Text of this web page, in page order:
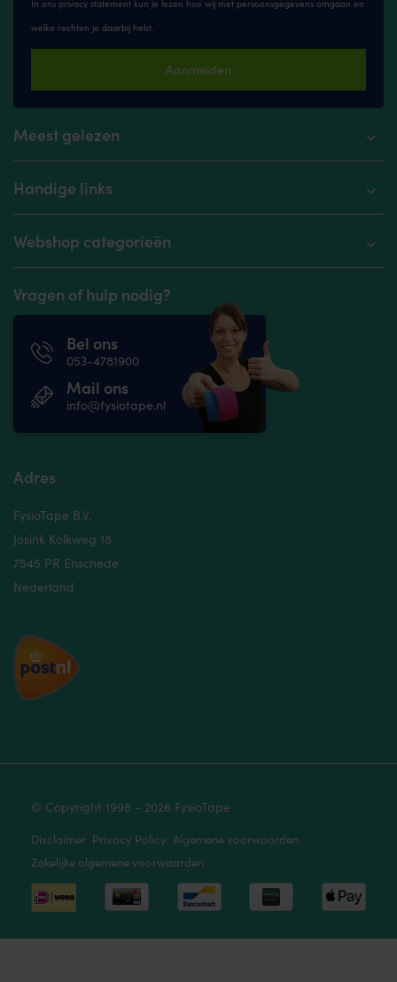
In ons privacy statement kun je lezen hoe wij met persoonsgegevens omgaan en
welke rechten je daarbij hebt.
Aanmelden
Meest gelezen
Handige links
Webshop categorieën
Vragen of hulp nodig?
Bel ons
053-4781900
Mail ons
info@fysiotape.nl
Adres
FysioTape B.V.
Josink Kolkweg 18
7545 PR Enschede
Nederland
© Copyright 1998 - 2026 FysioTape
Disclaimer Privacy Policy Algemene voorwaarden
Zakelijke algemene voorwaarden